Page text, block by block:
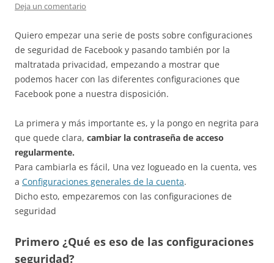
Deja un comentario
Quiero empezar una serie de posts sobre configuraciones
de seguridad de Facebook y pasando también por la
maltratada privacidad, empezando a mostrar que
podemos hacer con las diferentes configuraciones que
Facebook pone a nuestra disposición.
La primera y más importante es, y la pongo en negrita para
que quede clara, cambiar la contraseña de acceso
regularmente.
Para cambiarla es fácil, Una vez logueado en la cuenta, ves
a Configuraciones generales de la cuenta.
Dicho esto, empezaremos con las configuraciones de
seguridad
Primero ¿Qué es eso de las configuraciones
seguridad?